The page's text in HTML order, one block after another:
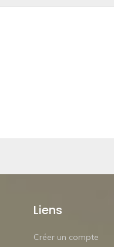
Liens
Créer un compte